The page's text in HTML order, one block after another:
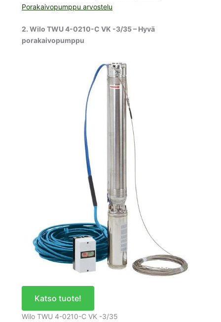
Porakaivopumppu arvostelu
2. Wilo TWU 4-0210-C VK -3/35 – Hyvä
porakaivopumppu
Katso tuote!
Wilo TWU 4-0210-C VK -3/35